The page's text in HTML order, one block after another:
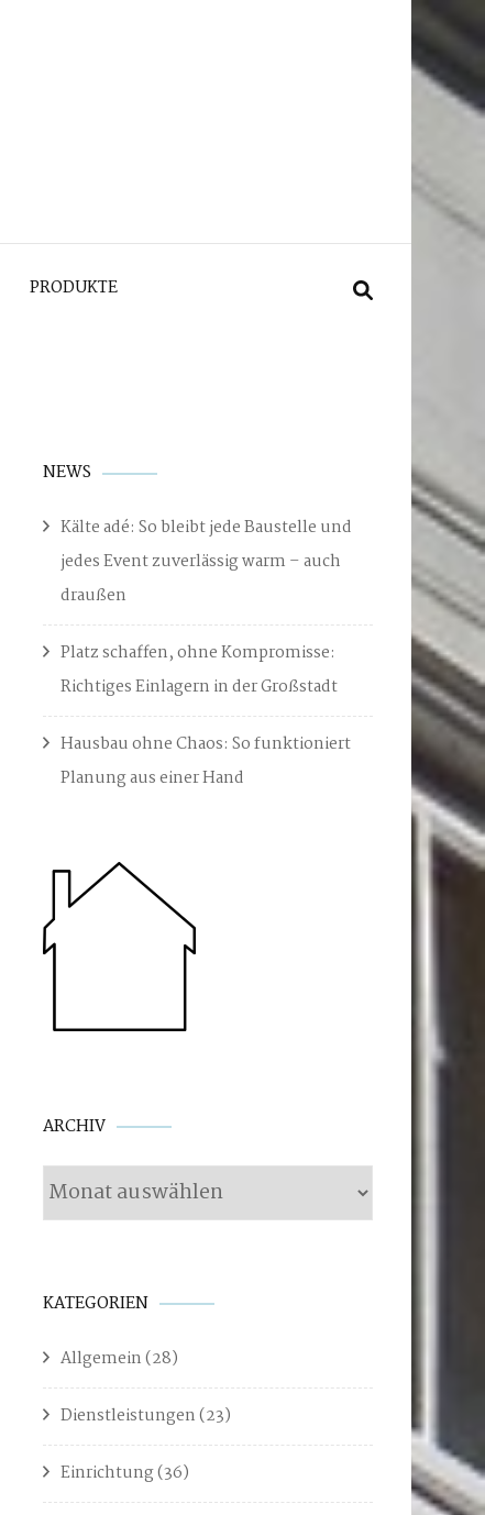
PRODUKTE
NEWS
Kälte adé: So bleibt jede Baustelle und
jedes Event zuverlässig warm – auch
draußen
Platz schaffen, ohne Kompromisse:
Richtiges Einlagern in der Großstadt
Hausbau ohne Chaos: So funktioniert
Planung aus einer Hand
ARCHIV Archiv
KATEGORIEN
Allgemein(28)
Dienstleistungen(23)
Einrichtung(36)